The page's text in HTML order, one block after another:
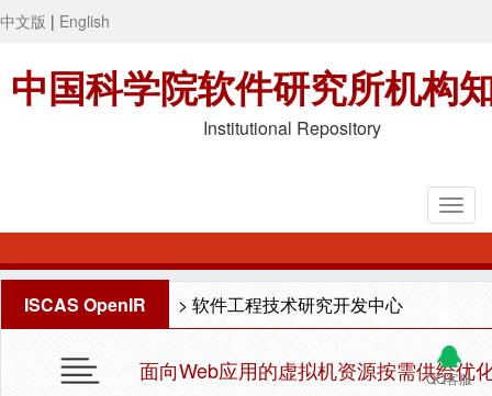
中文版 | English
中国科学院软件研究所机构
Institutional Repository
ISCAS OpenIR > 软件工程技术研究开发中心
QQ客服
面向Web应用的虚拟机资源按需供给优